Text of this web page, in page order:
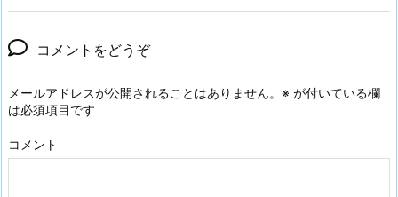
コメントをどうぞ
メールアドレスが公開されることはありません。 ※ が付いている欄
は必須項目です
コメント